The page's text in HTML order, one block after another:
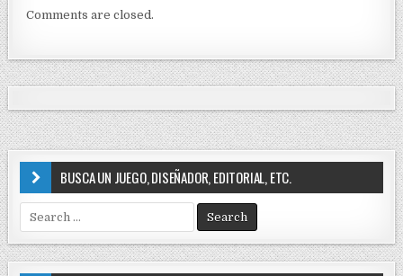
Comments are closed.
BUSCA UN JUEGO, DISEÑADOR, EDITORIAL, ETC.
e
a
r